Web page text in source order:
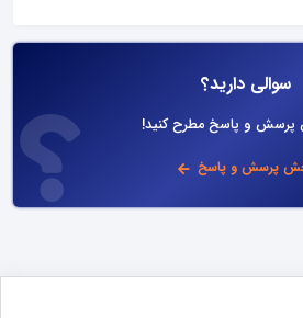
سوالی دارید؟
و پاسخ مطرح کنید!
پرسش و پاسخ